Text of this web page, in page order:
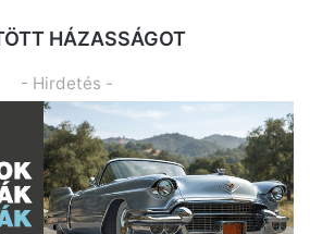
HÁZASSÁGOT
- Hirdetés -